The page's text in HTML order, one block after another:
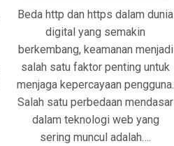
Beda http dan https dalam dunia
digital yang semakin
berkembang, keamanan menjadi
salah satu faktor penting untuk
menjaga kepercayaan pengguna.
Salah satu perbedaan mendasar
dalam teknologi web yang
sering muncul adalah….